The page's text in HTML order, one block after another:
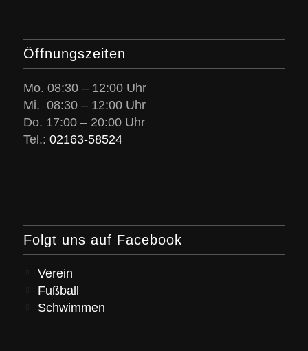
Öffnungszeiten
Mo. 08:30 – 12:00 Uhr
Mi. 08:30 – 12:00 Uhr
Do. 17:00 – 20:00 Uhr
Tel.: 02163-58524
Folgt uns auf Facebook
Verein
Fußball
Schwimmen